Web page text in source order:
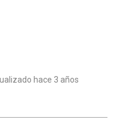
hace 3 años